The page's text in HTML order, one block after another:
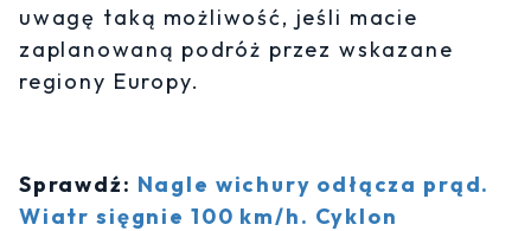
uwagę taką możliwość, jeśli macie
zaplanowaną podróż przez wskazane
regiony Europy.
Sprawdź: Nagle wichury odłącza prąd.
Wiatr sięgnie 100 km/h. Cyklon